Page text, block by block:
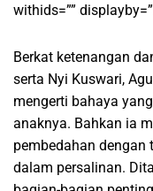
withids=””
Berkat ketenangan
serta Nyi Kuswari,
mengerti bahaya
anaknya. Bahkan ia
pembedahan dengan
dalam persalinan.